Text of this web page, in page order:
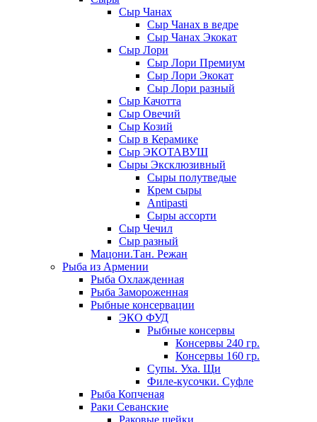
Сыр Чанах
Сыр Чанах в ведре
Сыр Чанах Экокат
Сыр Лори
Сыр Лори Премиум
Сыр Лори Экокат
Сыр Лори разный
Сыр Качотта
Сыр Овечий
Сыр Козий
Сыр в Керамике
Сыр ЭКОТАВУШ
Сыры Эксклюзивный
Сыры полутведые
Крем сыры
Antipasti
Сыры ассорти
Сыр Чечил
Сыр разный
Мацони.Тан. Режан
Рыба из Армении
Рыба Охлажденная
Рыба Замороженная
Рыбные консервации
ЭКО ФУД
Рыбные консервы
Консервы 240 гр.
Консервы 160 гр.
Супы. Уха. Щи
Филе-кусочки. Суфле
Рыба Копченая
Раки Севанские
Раковые шейки